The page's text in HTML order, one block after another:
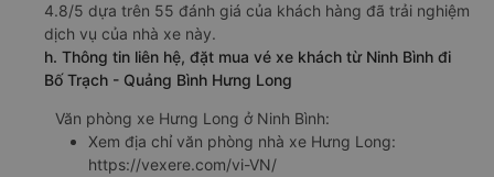
4.8/5 dựa trên 55 đánh giá của khách hàng đã trải nghiệm
dịch vụ của nhà xe này.
h. Thông tin liên hệ, đặt mua vé xe khách từ Ninh Bình đi
Bố Trạch - Quảng Bình Hưng Long
Văn phòng xe Hưng Long ở Ninh Bình:
Xem địa chỉ văn phòng nhà xe Hưng Long:
https://vexere.com/vi-VN/